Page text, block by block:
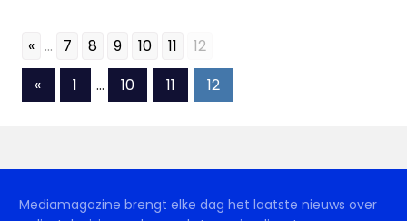
« ... 7 8 9 10 11 12
Berichten
«Vorige
berichten
1 … 10 11 12
Mediamagazine brengt elke dag het laatste nieuws over